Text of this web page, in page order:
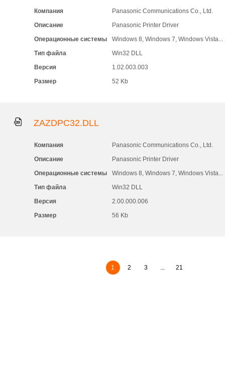
Компания
Panasonic Communications Co., Ltd.
Описание
Panasonic Printer Driver
Операционные системы
Windows 8, Windows 7, Windows Vista...
Тип файла
Win32 DLL
Версия
1.02.003.003
Размер
52 Kb
ZAZDPC32.DLL
Компания
Panasonic Communications Co., Ltd.
Описание
Panasonic Printer Driver
Операционные системы
Windows 8, Windows 7, Windows Vista...
Тип файла
Win32 DLL
Версия
2.00.000.006
Размер
56 Kb
1 2 3 ... 21